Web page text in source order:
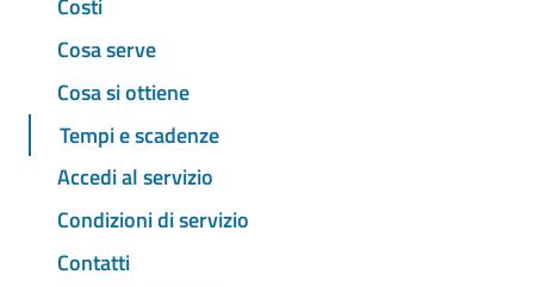
Costi
Cosa serve
Cosa si ottiene
Tempi e scadenze
Accedi al servizio
Condizioni di servizio
Contatti